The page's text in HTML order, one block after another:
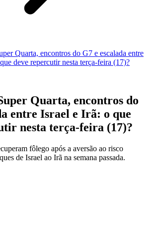
Quarta, encontros do G7 e escalada entre
deve repercutir nesta terça-feira (17)?
Quarta, encontros do
entre Israel e Irã: o que
nesta terça-feira (17)?
fôlego após a aversão ao risco
de Israel ao Irã na semana passada.